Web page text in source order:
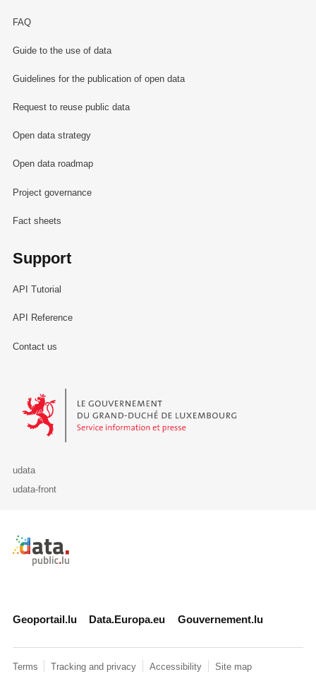
FAQ
Guide to the use of data
Guidelines for the publication of open data
Request to reuse public data
Open data strategy
Open data roadmap
Project governance
Fact sheets
Support
API Tutorial
API Reference
Contact us
Le Gouvernement du Grand-Duché de Luxembourg - Service
udata
udata-front
Retour à l'accueil de data.public.lu
Geoportail.lu Data.Europa.eu Gouvernement.lu
Terms Tracking and privacy Accessibility Site map